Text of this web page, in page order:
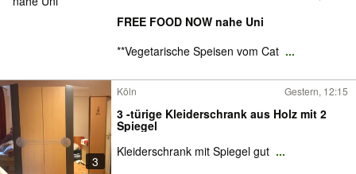
FREE FOOD NOW nahe Uni
**Vegetarische Speisen vom Cat ...
3
Köln Gestern, 12:15
3 -türige Kleiderschrank aus Holz mit 2
Spiegel
Kleiderschrank mit Spiegel gut ...